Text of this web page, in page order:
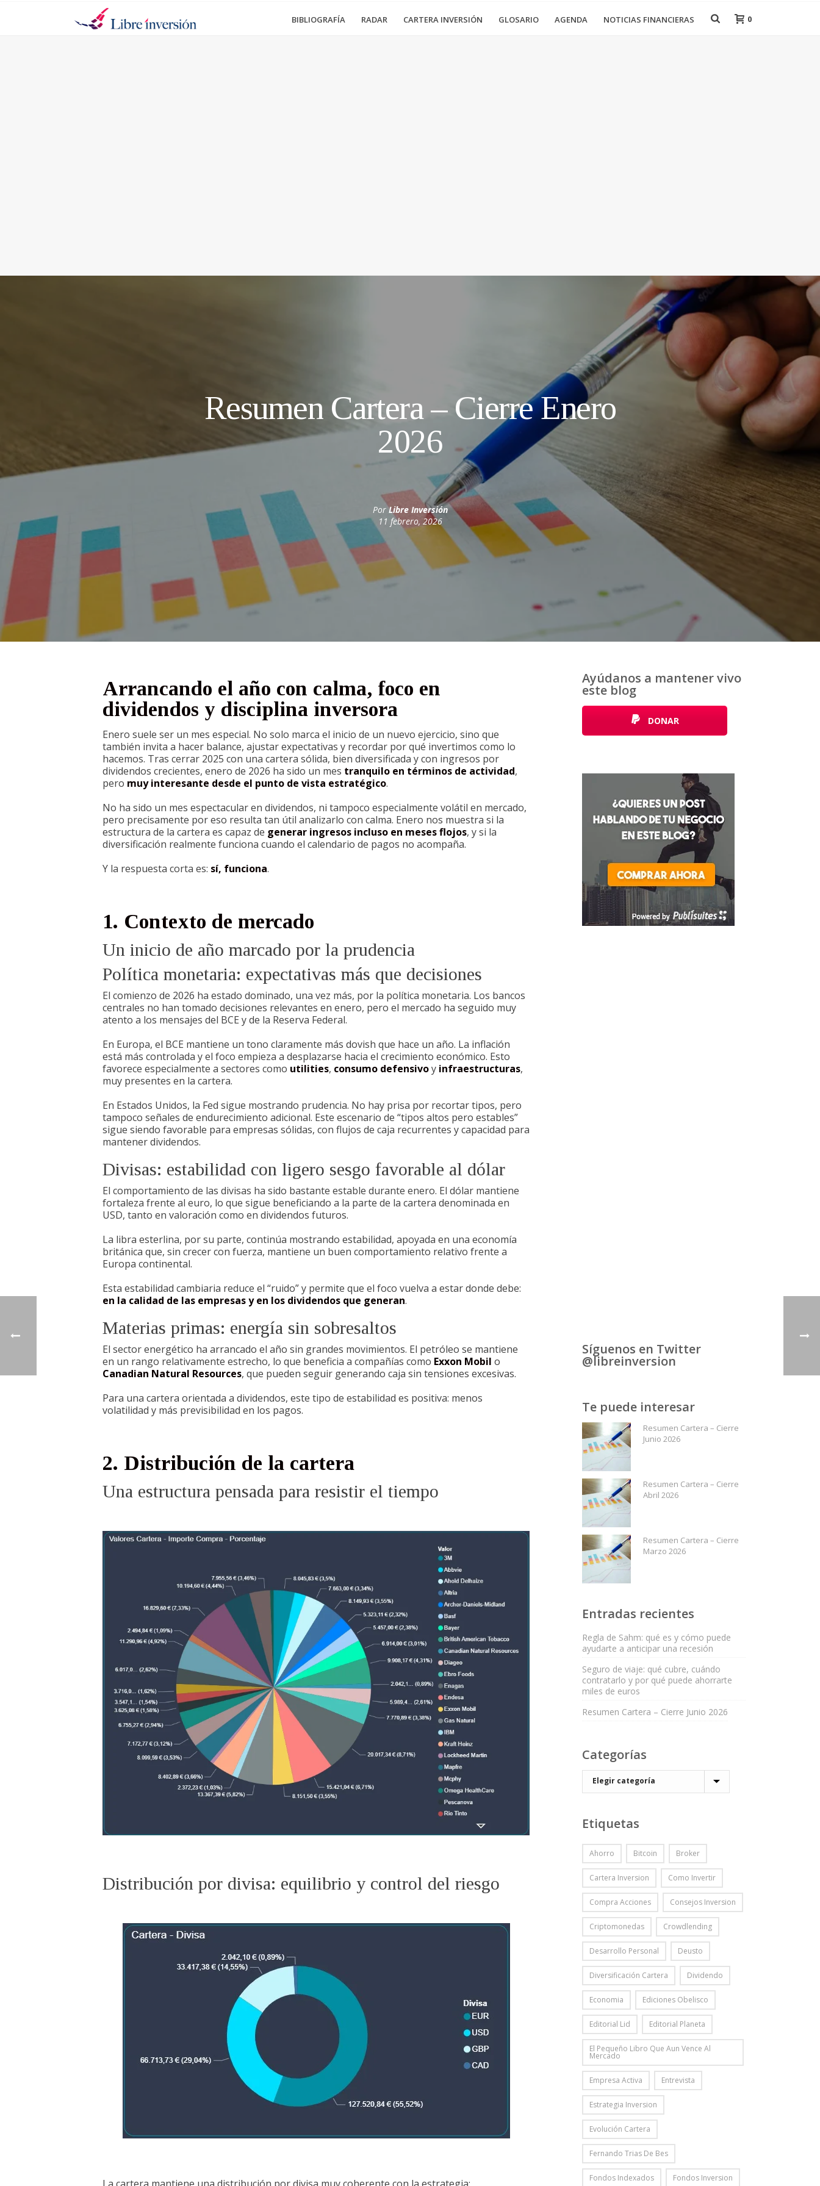
BIBLIOGRAFÍA RADAR CARTERA INVERSIÓN GLOSARIO AGENDA NOTICIAS FINANCIERAS 0
Resumen Cartera – Cierre Enero
2026
PorLibre Inversión
11 febrero, 2026
Arrancando el año con calma, foco en
dividendos y disciplina inversora
Enero suele ser un mes especial. No solo marca el inicio de un nuevo ejercicio, sino que
también invita a hacer balance, ajustar expectativas y recordar por qué invertimos como lo
hacemos. Tras cerrar 2025 con una cartera sólida, bien diversificada y con ingresos por
dividendos crecientes, enero de 2026 ha sido un mes tranquilo en términos de actividad,
pero muy interesante desde el punto de vista estratégico.
No ha sido un mes espectacular en dividendos, ni tampoco especialmente volátil en mercado,
pero precisamente por eso resulta tan útil analizarlo con calma. Enero nos muestra si la
estructura de la cartera es capaz de generar ingresos incluso en meses flojos, y si la
diversificación realmente funciona cuando el calendario de pagos no acompaña.
Y la respuesta corta es: sí, funciona.
1. Contexto de mercado
Un inicio de año marcado por la prudencia
Política monetaria: expectativas más que decisiones
El comienzo de 2026 ha estado dominado, una vez más, por la política monetaria. Los bancos
centrales no han tomado decisiones relevantes en enero, pero el mercado ha seguido muy
atento a los mensajes del BCE y de la Reserva Federal.
En Europa, el BCE mantiene un tono claramente más dovish que hace un año. La inflación
está más controlada y el foco empieza a desplazarse hacia el crecimiento económico. Esto
favorece especialmente a sectores como utilities, consumo defensivoy infraestructuras,
muy presentes en la cartera.
En Estados Unidos, la Fed sigue mostrando prudencia. No hay prisa por recortar tipos, pero
tampoco señales de endurecimiento adicional. Este escenario de “tipos altos pero estables”
sigue siendo favorable para empresas sólidas, con flujos de caja recurrentes y capacidad para
mantener dividendos.
Divisas: estabilidad con ligero sesgo favorable al dólar
El comportamiento de las divisas ha sido bastante estable durante enero. El dólar mantiene
fortaleza frente al euro, lo que sigue beneficiando a la parte de la cartera denominada en
USD, tanto en valoración como en dividendos futuros.
La libra esterlina, por su parte, continúa mostrando estabilidad, apoyada en una economía
británica que, sin crecer con fuerza, mantiene un buen comportamiento relativo frente a
Europa continental.
Esta estabilidad cambiaria reduce el “ruido” y permite que el foco vuelva a estar donde debe:
en la calidad de las empresas y en los dividendos que generan.
Materias primas: energía sin sobresaltos
El sector energético ha arrancado el año sin grandes movimientos. El petróleo se mantiene
en un rango relativamente estrecho, lo que beneficia a compañías como Exxon Mobil o
Canadian Natural Resources, que pueden seguir generando caja sin tensiones excesivas.
Para una cartera orientada a dividendos, este tipo de estabilidad es positiva: menos
volatilidad y más previsibilidad en los pagos.
2. Distribución de la cartera
Una estructura pensada para resistir el tiempo
Distribución por divisa: equilibrio y control del riesgo
Ayúdanos a mantener vivo
este blog
DONAR
Síguenos en Twitter
@libreinversion
Te puede interesar
Resumen Cartera – Cierre
Junio 2026
Resumen Cartera – Cierre
Abril 2026
Resumen Cartera – Cierre
Marzo 2026
Entradas recientes
Regla de Sahm: qué es y cómo puede
ayudarte a anticipar una recesión
Seguro de viaje: qué cubre, cuándo
contratarlo y por qué puede ahorrarte
miles de euros
Resumen Cartera – Cierre Junio 2026
Categorías
Etiquetas
Ahorro Bitcoin Broker
Cartera Inversion Como Invertir
Compra Acciones Consejos Inversion
Criptomonedas Crowdlending
Desarrollo Personal Deusto
Diversificación Cartera Dividendo
Economia Ediciones Obelisco
Editorial Lid Editorial Planeta
El Pequeño Libro Que Aun Vence Al
Mercado
Empresa Activa Entrevista
Estrategia Inversion
Evolución Cartera
Fernando Trias De Bes
Fondos Indexados Fondos Inversion